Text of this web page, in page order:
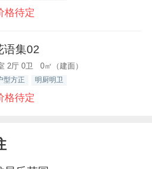
格待定
语集02
2厅 0卫 0㎡（建面）
型方正 明厨明卫
格待定